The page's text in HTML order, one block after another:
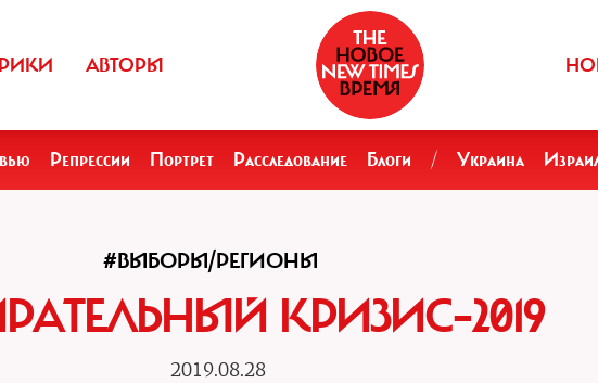
АВТОРЫ
Репрессии Портрет Расследование Блоги / Украина
#ВЫБОРЫ/РЕГИОНЫ
КРИЗИС–2019
2019.08.28